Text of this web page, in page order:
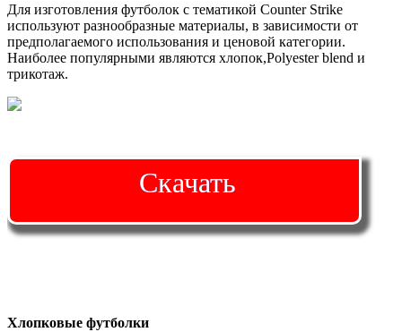
Для изготовления футболок с тематикой Counter Strike
используют разнообразные материалы, в зависимости от
предполагаемого использования и ценовой категории.
Наиболее популярными являются хлопок,Polyester blend и
трикотаж.
Скачать
Хлопковые футболки